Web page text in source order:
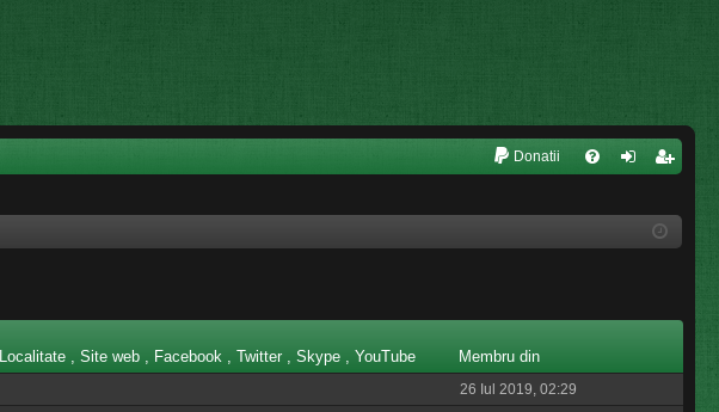
Donatii
eg
Localitate , Site web , Facebook , Twitter , Skype , YouTube Membru din
26 Iul 2019, 02:29